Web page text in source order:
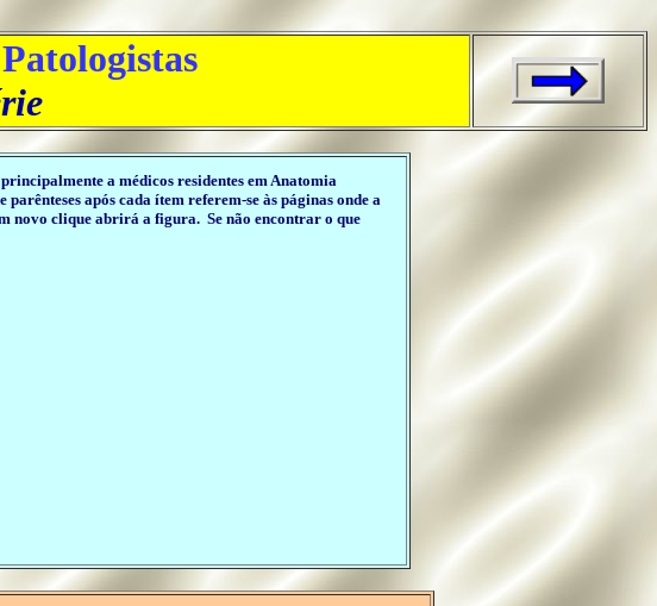
a médicos residentes em Anatomia
após cada ítem referem-se às páginas onde a
novo clique abrirá a figura. Se não encontrar o que